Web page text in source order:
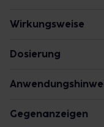
Wirkungsweise
Blütenpollen,
Schleimhäuten der
Dosierung
Einzel-/
einem Arzt oder
Gegenanzeigen